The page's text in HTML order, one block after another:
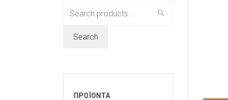
Search
ΠΡΟΪΟΝΤΑ